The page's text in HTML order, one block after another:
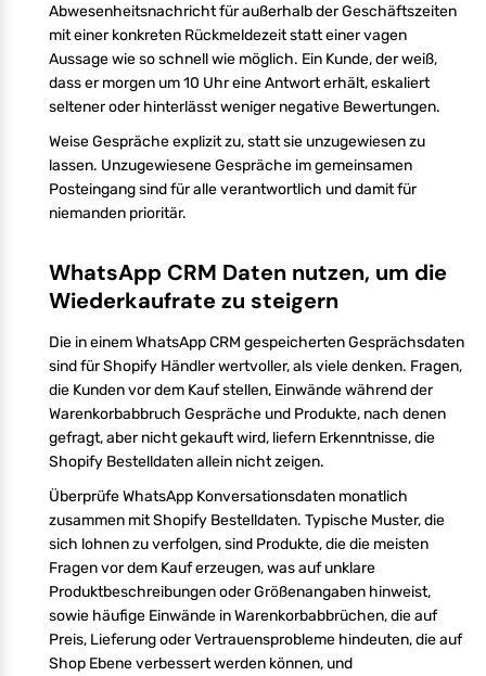
Abwesenheitsnachricht für außerhalb der Geschäftszeiten
mit einer konkreten Rückmeldezeit statt einer vagen
Aussage wie so schnell wie möglich. Ein Kunde, der weiß,
dass er morgen um 10 Uhr eine Antwort erhält, eskaliert
seltener oder hinterlässt weniger negative Bewertungen.
Weise Gespräche explizit zu, statt sie unzugewiesen zu
lassen. Unzugewiesene Gespräche im gemeinsamen
Posteingang sind für alle verantwortlich und damit für
niemanden prioritär.
WhatsApp CRM Daten nutzen, um die
Wiederkaufrate zu steigern
Die in einem WhatsApp CRM gespeicherten Gesprächsdaten
sind für Shopify Händler wertvoller, als viele denken. Fragen,
die Kunden vor dem Kauf stellen, Einwände während der
Warenkorbabbruch Gespräche und Produkte, nach denen
gefragt, aber nicht gekauft wird, liefern Erkenntnisse, die
Shopify Bestelldaten allein nicht zeigen.
Überprüfe WhatsApp Konversationsdaten monatlich
zusammen mit Shopify Bestelldaten. Typische Muster, die
sich lohnen zu verfolgen, sind Produkte, die die meisten
Fragen vor dem Kauf erzeugen, was auf unklare
Produktbeschreibungen oder Größenangaben hinweist,
sowie häufige Einwände in Warenkorbabbrüchen, die auf
Preis, Lieferung oder Vertrauensprobleme hindeuten, die auf
Shop Ebene verbessert werden können, und